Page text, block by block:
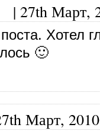
| 27th Март,
Хотел
🙂
Март, 2010